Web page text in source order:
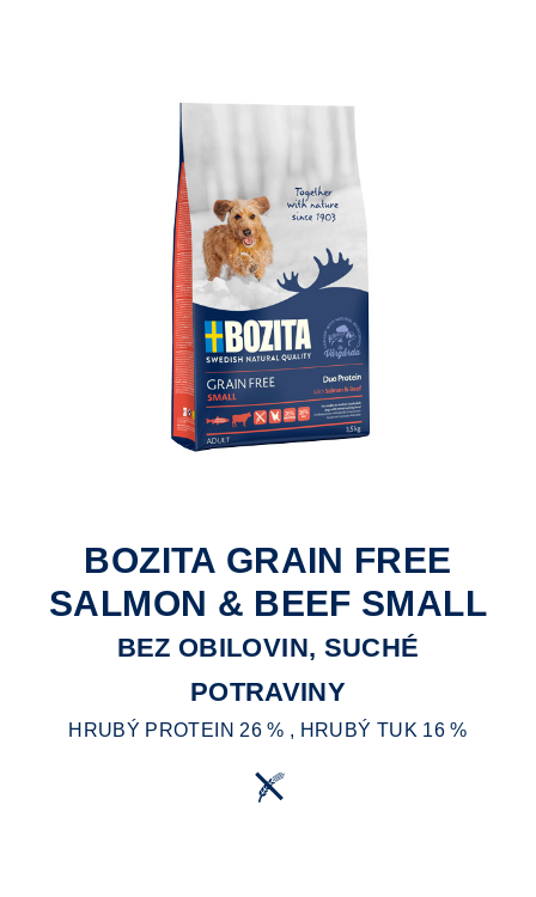
BOZITA GRAIN FREE
SALMON & BEEF SMALL
BEZ OBILOVIN, SUCHÉ
POTRAVINY
HRUBÝ PROTEIN 26 % , HRUBÝ TUK 16 %